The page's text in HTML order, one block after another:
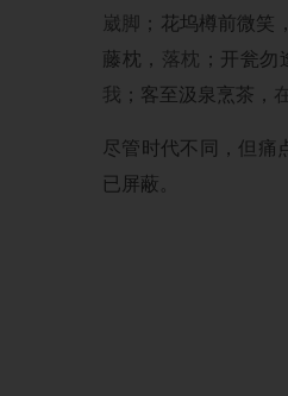
崴脚
；花坞樽前微笑
藤枕， 落枕 ；开瓮
我 ；客至汲泉烹茶，
尽管时代不同，但痛
已屏蔽。